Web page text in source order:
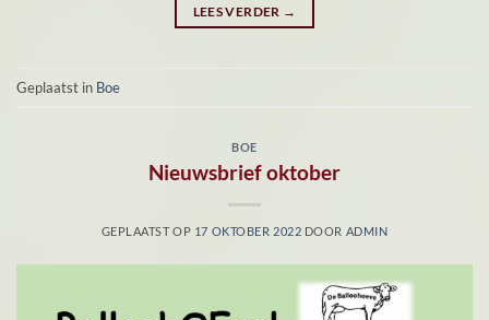
LEES VERDER →
Geplaatst in Boe
BOE
Nieuwsbrief oktober
GEPLAATST OP 17 OKTOBER 2022 DOOR ADMIN